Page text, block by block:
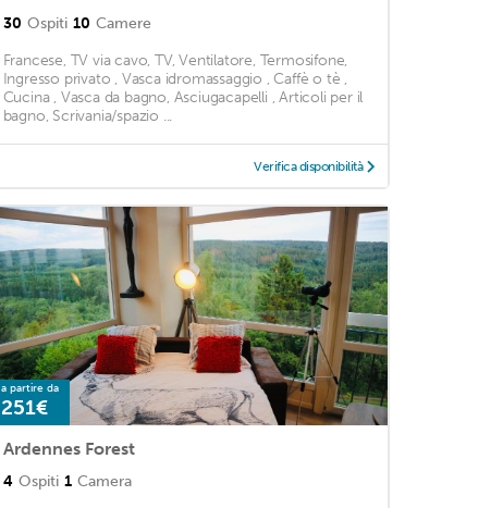
30 Ospiti 10 Camere
Francese, TV via cavo, TV, Ventilatore, Termosifone,
Ingresso privato , Vasca idromassaggio , Caffè o tè ,
Cucina , Vasca da bagno, Asciugacapelli , Articoli per il
bagno, Scrivania/spazio ...
Verifica disponibilità
a partire da
251€
Ardennes Forest
4 Ospiti 1 Camera